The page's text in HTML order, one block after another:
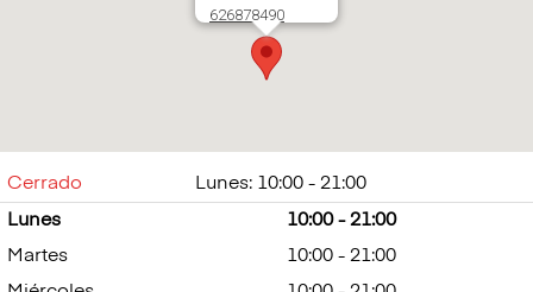
626878490
Abrir en Google
Cerrado
Lunes: 10:00 - 21:00
Lunes
10:00 - 21:00
Martes
10:00 - 21:00